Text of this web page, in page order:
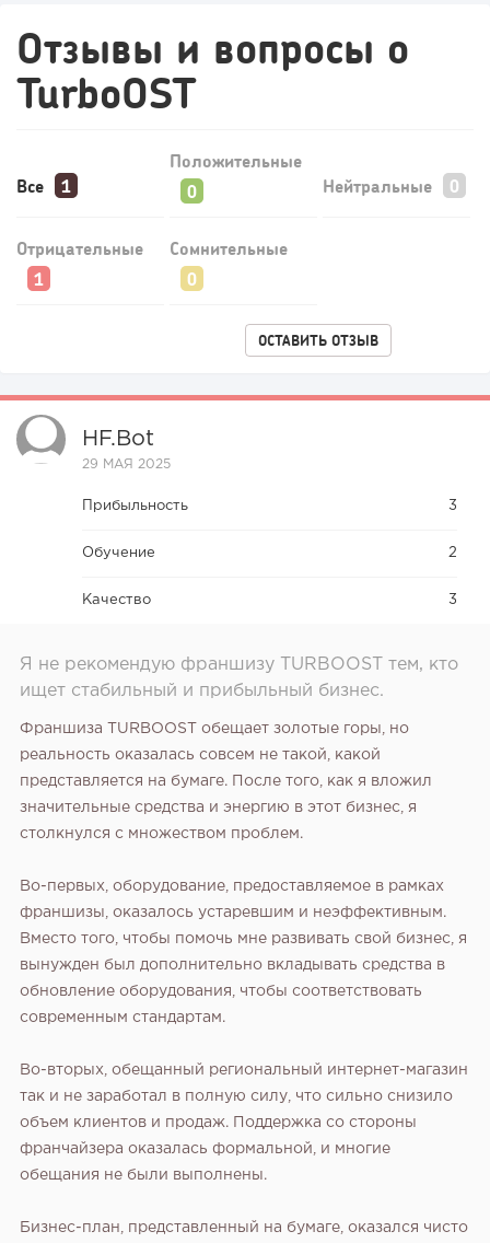
«Прибыль 20 млн в год, а я ездил на метро»: куда в
интернет-магазине...
Отзывы и вопросы о
TurboOST
Все
Положительные
Нейтральные
Отрицательные Сомнительные
ОСТАВИТЬ ОТЗЫВ
HF.bot
29 МАЯ 2025
Прибыльность 3
Обучение 2
Качество 3
Я не рекомендую франшизу TURBOOST тем, кто
ищет стабильный и прибыльный бизнес.
Франшиза TURBOOST обещает золотые горы, но
реальность оказалась совсем не такой, какой
представляется на бумаге. После того, как я вложил
значительные средства и энергию в этот бизнес, я
столкнулся с множеством проблем.
Во-первых, оборудование, предоставляемое в рамках
франшизы, оказалось устаревшим и неэффективным.
Вместо того, чтобы помочь мне развивать свой бизнес, я
вынужден был дополнительно вкладывать средства в
обновление оборудования, чтобы соответствовать
современным стандартам.
Во-вторых, обещанный региональный интернет-магазин
так и не заработал в полную силу, что сильно снизило
объем клиентов и продаж. Поддержка со стороны
франчайзера оказалась формальной, и многие
обещания не были выполнены.
Бизнес-план, представленный на бумаге, оказался чисто